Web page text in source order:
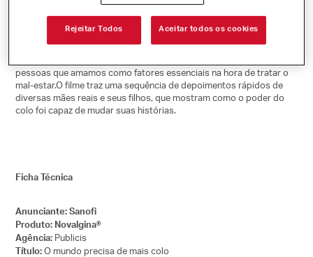
Para homenagear o Dia das Mães, Novalgina®, marca de Consumer
Healthcare da Sanofi, maior multinacional farmacêutica do mercado
brasileiro, apresenta campanha digital criada pela Publicis e com o
mote “O mundo precisa de mais colo”. A iniciativa faz parte do
posicionamento da marca, que traz o carinho e o cuidado das
pessoas que amamos como fatores essenciais na hora de tratar o
mal-estar.O filme traz uma sequência de depoimentos rápidos de
diversas mães reais e seus filhos, que mostram como o poder do
colo foi capaz de mudar suas histórias.
Ficha Técnica
Anunciante: Sanofi
Produto: Novalgina®
Agência:Publicis
Título:O mundo precisa de mais colo
Rejeitar Todos Aceitar todos os cookies